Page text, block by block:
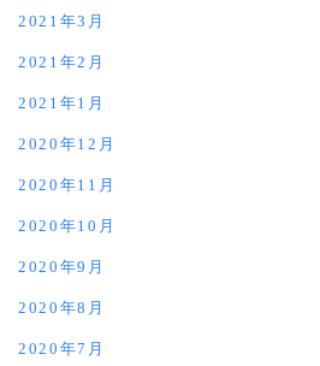
2021年3月
2021年2月
2021年1月
2020年12月
2020年11月
2020年10月
2020年9月
2020年8月
2020年7月